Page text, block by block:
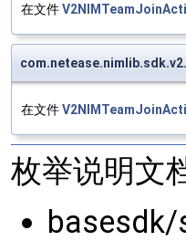
在文件
在文件
枚举说明文